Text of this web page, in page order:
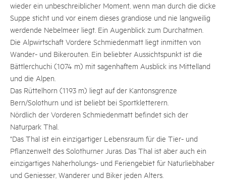
wieder ein unbeschreiblicher Moment, wenn man durch die dicke
Suppe sticht und vor einem dieses grandiose und nie langweilig
werdende Nebelmeer liegt. Ein Augenblick zum Durchatmen.
Die Alpwirtschaft Vordere Schmiedenmatt liegt inmitten von
Wander- und Bikerouten. Ein beliebter Aussichtspunkt ist die
Bättlerchuchi (1074 m) mit sagenhaftem Ausblick ins Mittelland
und die Alpen.
Das Rüttelhorn (1193 m) liegt auf der Kantonsgrenze
Bern/Solothurn und ist beliebt bei Sportkletterern.
Nördlich der Vorderen Schmiedenmatt befindet sich der
Naturpark Thal.
"Das Thal ist ein einzigartiger Lebensraum für die Tier- und
Pflanzenwelt des Solothurner Juras. Das Thal ist aber auch ein
einzigartiges Naherholungs- und Feriengebiet für Naturliebhaber
und Geniesser, Wanderer und Biker jeden Alters.